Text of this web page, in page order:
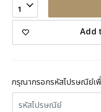
1
Add
กรุณากรอกรหัสไปรษณีย์เพื่